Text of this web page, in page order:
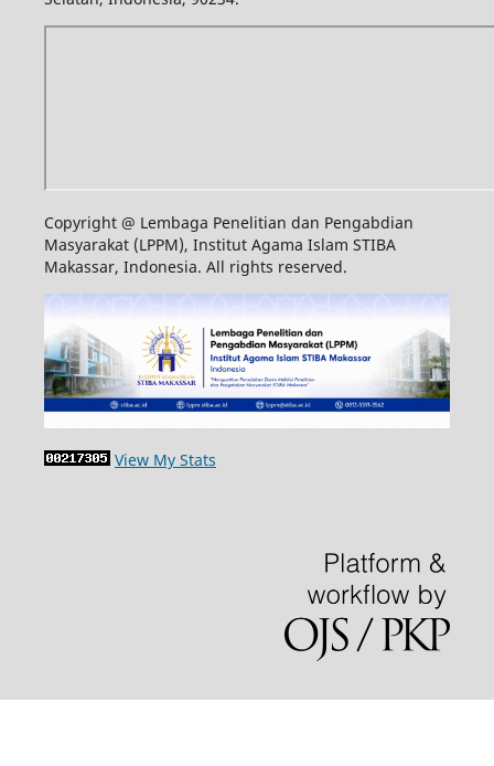
Copyright @ Lembaga Penelitian dan Pengabdian
Masyarakat (LPPM), Institut Agama Islam STIBA
Makassar, Indonesia. All rights reserved.
View My Stats